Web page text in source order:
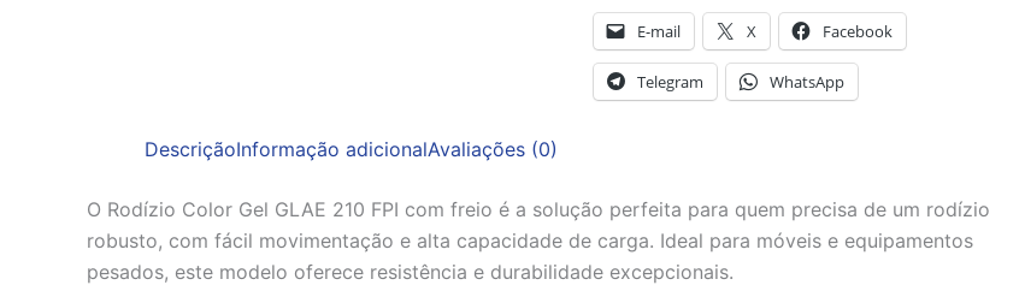
E-mail X Facebook
Telegram WhatsApp
DescriçãoInformação adicionalAvaliações (0)
O Rodízio Color Gel GLAE 210 FPI com freio é a solução perfeita para quem precisa de um rodízio
robusto, com fácil movimentação e alta capacidade de carga. Ideal para móveis e equipamentos
pesados, este modelo oferece resistência e durabilidade excepcionais.